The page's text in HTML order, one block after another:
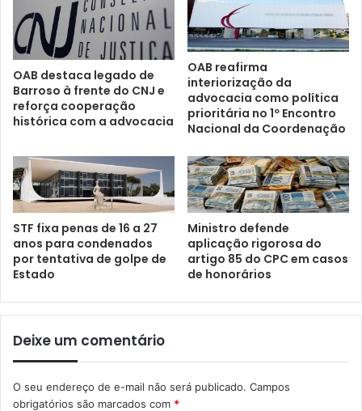
OAB destaca legado de
Barroso à frente do CNJ e
reforça cooperação
histórica com a advocacia
OAB reafirma
interiorização da
advocacia como política
prioritária no 1º Encontro
Nacional da Coordenação
STF fixa penas de 16 a 27
anos para condenados
por tentativa de golpe de
Estado
Ministro defende
aplicação rigorosa do
artigo 85 do CPC em casos
de honorários
Deixe um comentário
O seu endereço de e-mail não será publicado. Campos
obrigatórios são marcados com *